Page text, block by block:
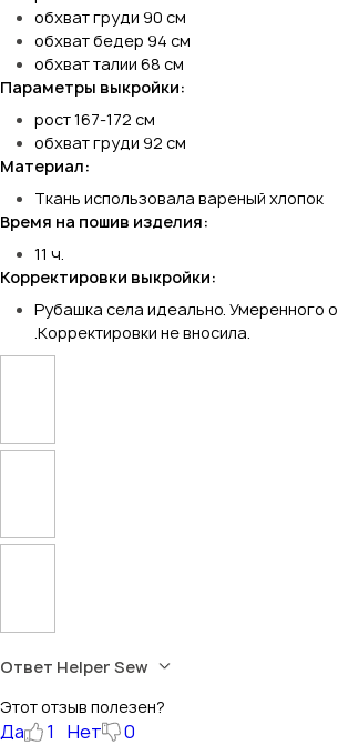
обхват груди 90 см
обхват бедер 94 см
обхват талии 68 см
Параметры выкройки:
рост 167-172 см
обхват груди 92 см
Материал:
Ткань использовала вареный хлопок
Время на пошив изделия:
11 ч.
Корректировки выкройки:
Рубашка села идеально. Умеренного
.Корректировки не вносила.
Ответ Helper Sew
Этот отзыв полезен?
Да 1 Нет 0